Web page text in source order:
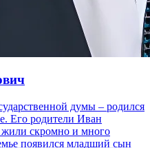
думы – родился
Его родители Иван
жили скромно и много
появился младший сын